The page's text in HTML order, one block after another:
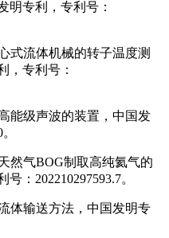
明专利，专利号：
式流体机械的转子温度测
，专利号：
能级声波的装置，中国发
然气BOG制取高纯氦气的
：202210297593.7。
体输送方法，中国发明专